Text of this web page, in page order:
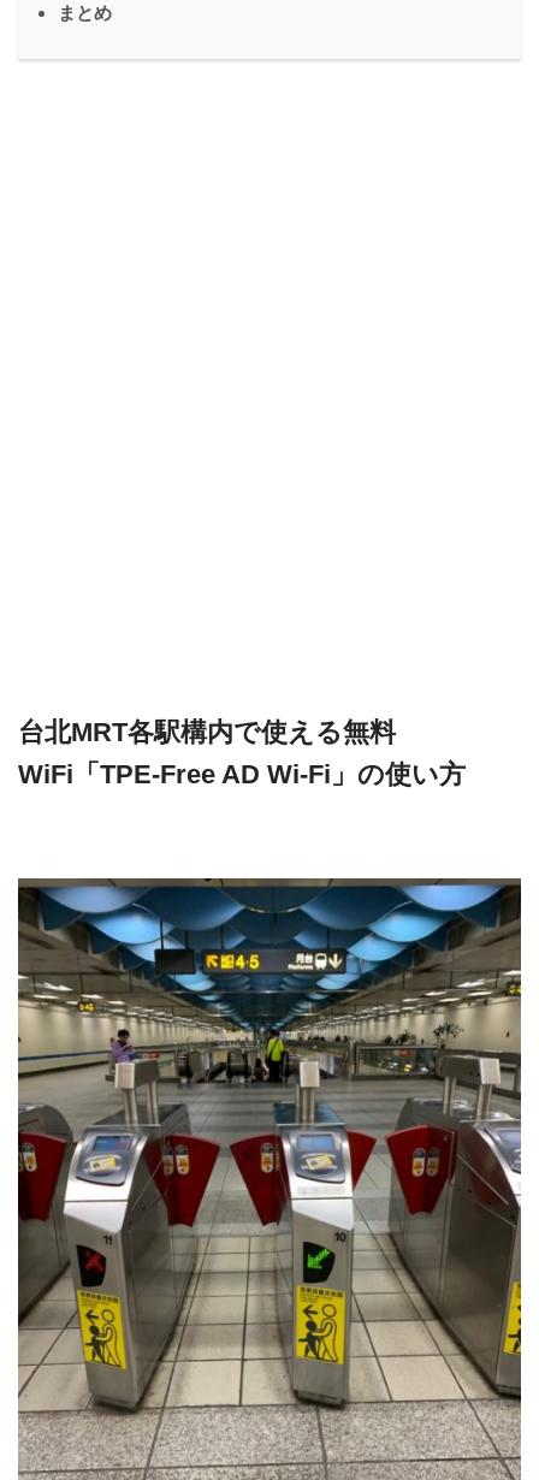
まとめ
台北MRT各駅構内で使える無料
WiFi「TPE-Free AD Wi-Fi」の使い方